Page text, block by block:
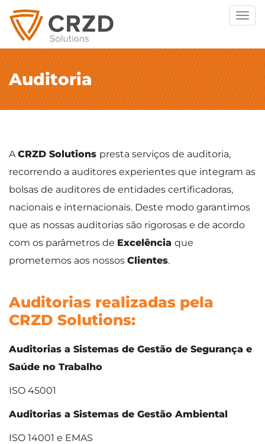
Auditoria
ACRZD Solutions presta serviços de auditoria,
recorrendo a auditores experientes que integram as
bolsas de auditores de entidades certificadoras,
nacionais e internacionais. Deste modo garantimos
que as nossas auditorias são rigorosas e de acordo
com os parâmetros de Excelência que
prometemos aos nossos Clientes.
Auditorias realizadas pela
CRZD Solutions:
Auditorias a Sistemas de Gestão de Segurança e
Saúde no Trabalho
ISO 45001
Auditorias a Sistemas de Gestão Ambiental
ISO 14001 e EMAS